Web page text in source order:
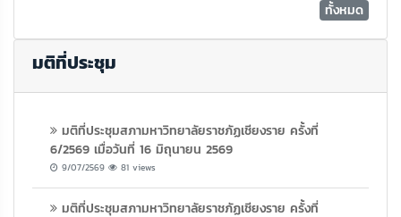
ทั้งหมด
มติที่ประชุม
มติที่ประชุมสภามหาวิทยาลัยราชภัฏเชียงราย ครั้งที่
6/2569 เมื่อวันที่ 16 มิถุนายน 2569
9/07/2569 81 views
มติที่ประชุมสภามหาวิทยาลัยราชภัฏเชียงราย ครั้งที่